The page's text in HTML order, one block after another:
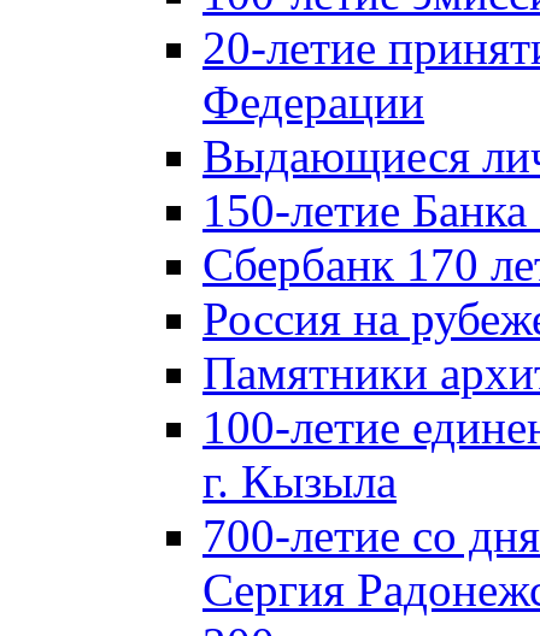
20-летие
Федерации
Выдающиеся
150-летие
Сбербанк 170
Россия на
Памятники
100-летие
г. Кызыла
700-летие со
Сергия